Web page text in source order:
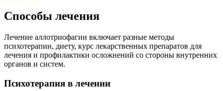
Способы лечения
Лечение аллотриофагии включает разные методы
психотерапии, диету, курс лекарственных препаратов для
лечения и профилактики осложнений со стороны внутренних
органов и систем.
Психотерапия в лечении